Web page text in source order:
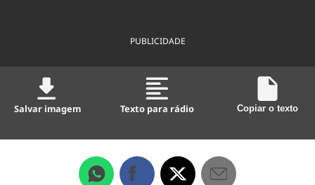
PUBLICIDADE
Salvar imagem Texto para rádio Copiar o texto